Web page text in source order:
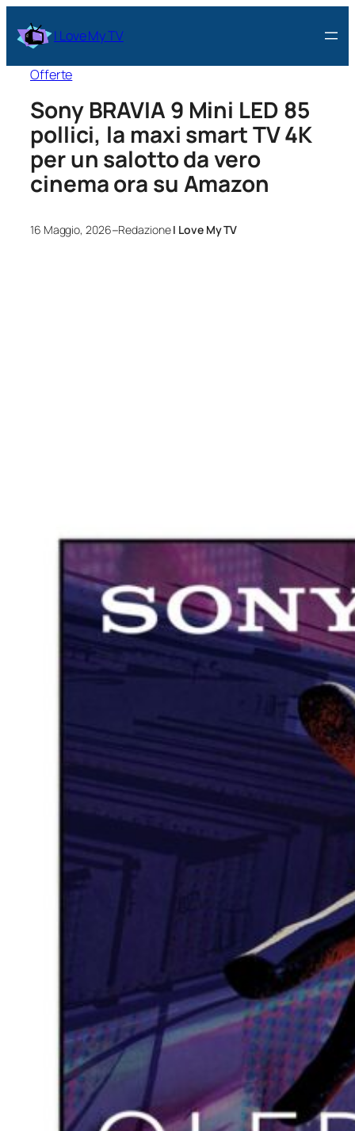
I Love My TV
Offerte
Sony BRAVIA 9 Mini LED 85
pollici, la maxi smart TV 4K
per un salotto da vero
cinema ora su Amazon
16 Maggio, 2026–RedazioneI Love My TV